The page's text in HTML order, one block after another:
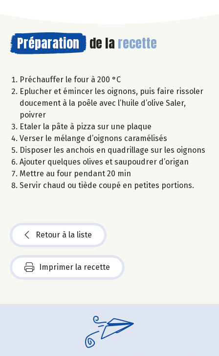
Préparation de la recette
Préchauffer le four à 200 °C
Eplucher et émincer les oignons, puis faire rissoler
doucement à la poêle avec l’huile d’olive Saler,
poivrer
Etaler la pâte à pizza sur une plaque
Verser le mélange d’oignons caramélisés
Disposer les anchois en quadrillage sur les oignons
Ajouter quelques olives et saupoudrer d’origan
Mettre au four pendant 20 min
Servir chaud ou tiède coupé en petites portions.
Retour à la liste
Imprimer la recette